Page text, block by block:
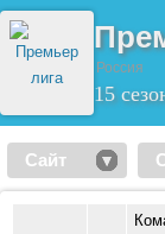
Россия
15
Сайт